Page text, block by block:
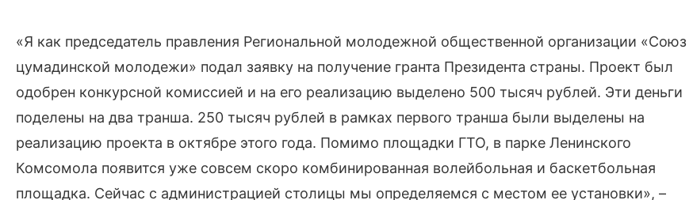
«Я как председатель правления Региональной молодежной общественной организации «Союз
цумадинской молодежи» подал заявку на получение гранта Президента страны. Проект был
одобрен конкурсной комиссией и на его реализацию выделено 500 тысяч рублей. Эти деньги
поделены на два транша. 250 тысяч рублей в рамках первого транша были выделены на
реализацию проекта в октябре этого года. Помимо площадки ГТО, в парке Ленинского
Комсомола появится уже совсем скоро комбинированная волейбольная и баскетбольная
площадка. Сейчас с администрацией столицы мы определяемся с местом ее установки», –